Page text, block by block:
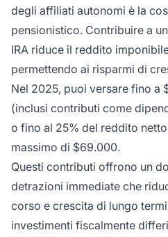
degli affiliati autonomi è la
pensionistico. Contribuire a
IRA riduce il reddito
permettendo ai risparmi di
Nel 2025, puoi versare fino a
(inclusi contributi come
o fino al 25% del reddito netto
massimo di $69.000.
Questi contributi offrono un
detrazioni immediate che
corso e crescita di lungo
investimenti fiscalmente